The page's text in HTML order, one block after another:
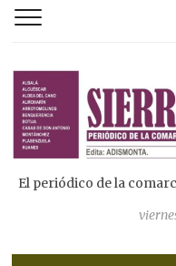
El periódico de la